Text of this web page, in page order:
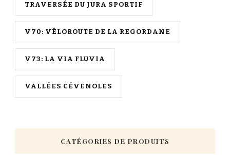
TRAVERSÉE DU JURA SPORTIF
V70: VÉLOROUTE DE LA REGORDANE
V73: LA VIA FLUVIA
VALLÉES CÉVENOLES
CATÉGORIES DE PRODUITS